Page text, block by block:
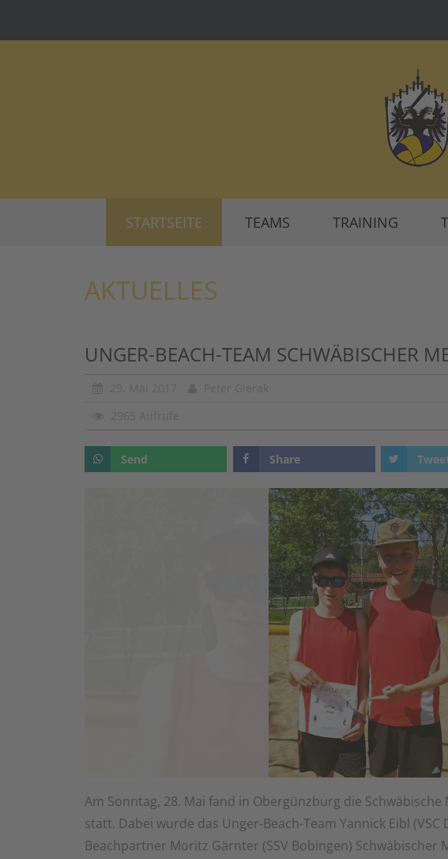
STARTSEITE TEAMS TRAINING
AKTUELLES
UNGER-BEACH-TEAM SCHWÄBISCHER
Send Share
Am Sonntag, 28. Mai fand in Obergünzburg die
statt. Dabei wurde das Unger-Beach-Team Yannick Eibl (VSC
Beachpartner Moritz Gärnter (SSV Bobingen) Schwäbischer